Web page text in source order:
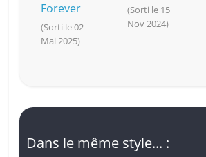
Forever
(Sorti le 02
Mai 2025)
(Sorti le 15
Nov 2024)
Dans le même style... :